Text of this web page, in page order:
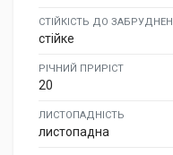
СТІЙКІСТЬ ДО
стійке
РІЧНИЙ ПРИРІСТ
20
ЛИСТОПАДНІСТЬ
листопадна